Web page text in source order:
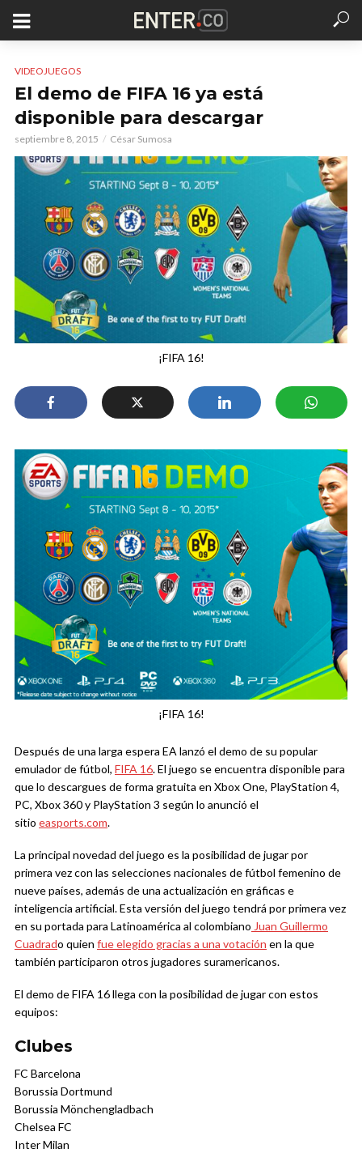
VIDEOJUEGOS
El demo de FIFA 16 ya está
disponible para descargar
septiembre 8, 2015 César Sumosa
¡FIFA 16!
¡FIFA 16!
Después de una larga espera EA lanzó el demo de su popular
emulador de fútbol, FIFA 16. El juego se encuentra disponible para
que lo descargues de forma gratuita en Xbox One, PlayStation 4,
PC, Xbox 360 y PlayStation 3 según lo anunció el
sitio easports.com.
La principal novedad del juego es la posibilidad de jugar por
primera vez con las selecciones nacionales de fútbol femenino de
nueve países, además de una actualización en gráficas e
inteligencia artificial. Esta versión del juego tendrá por primera vez
en su portada para Latinoamérica al colombiano Juan Guillermo
Cuadrado quien fue elegido gracias a una votación en la que
también participaron otros jugadores suramericanos.
El demo de FIFA 16 llega con la posibilidad de jugar con estos
equipos:
Clubes
FC Barcelona
Borussia Dortmund
Borussia Mönchengladbach
Chelsea FC
Inter Milan